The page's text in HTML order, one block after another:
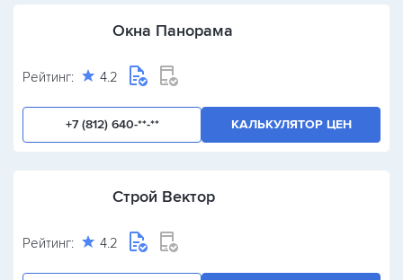
Окна Панорама
Рейтинг: 4.2
+7 (812) 640-**-** КАЛЬКУЛЯТОР ЦЕН
Строй Вектор
Рейтинг: 4.2